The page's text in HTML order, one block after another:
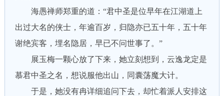
海愚禅师郑重的道：“君中圣是位早年在江湖道上
出过大名的侠士，年逾百岁，归隐亦已五十年，五十年
谢绝宾客，埋名隐居，早已不问世事了。”
展玉梅一颗心放了下来，她立刻想到，云逸龙定是
慕君中圣之名，想说服他出山，同囊荡魔大计。
于是，她没有冉详细追问下去，却忙着派人安排这